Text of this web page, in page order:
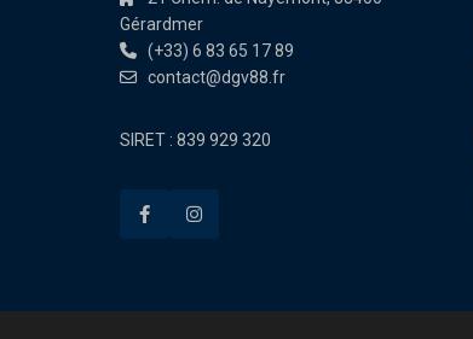
Gérardmer
(+33) 6 83 65 17 89
contact@dgv88.fr
SIRET : 839 929 320